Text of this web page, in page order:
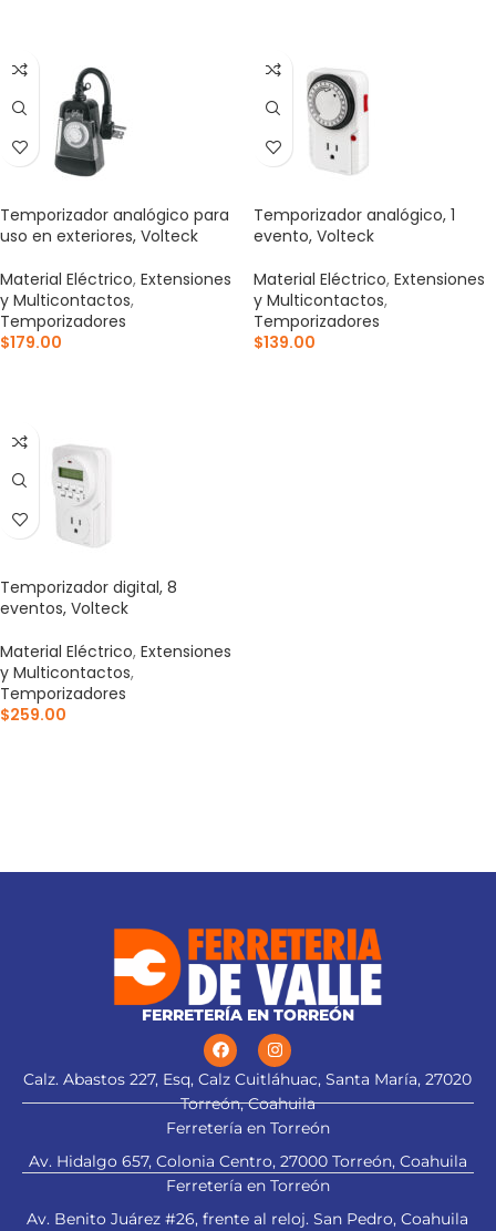
Temporizador analógico para
uso en exteriores, Volteck
Material Eléctrico, Extensiones
y Multicontactos,
Temporizadores
$179.00
Temporizador analógico, 1
evento, Volteck
Material Eléctrico, Extensiones
y Multicontactos,
Temporizadores
$139.00
Temporizador digital, 8
eventos, Volteck
Material Eléctrico, Extensiones
y Multicontactos,
Temporizadores
$259.00
FERRETERÍA EN TORREÓN
Calz. Abastos 227, Esq, Calz Cuitláhuac, Santa María, 27020
Torreón, Coahuila
Ferretería en Torreón
Av. Hidalgo 657, Colonia Centro, 27000 Torreón, Coahuila
Ferretería en Torreón
Av. Benito Juárez #26, frente al reloj. San Pedro, Coahuila